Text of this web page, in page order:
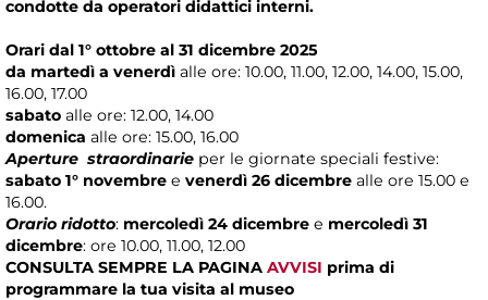
condotte da operatori didattici interni.
Orari dal 1° ottobre al 31 dicembre 2025
da martedì a venerdì alle ore: 10.00, 11.00, 12.00, 14.00, 15.00,
16.00, 17.00
sabato alle ore: 12.00, 14.00
domenica alle ore: 15.00, 16.00
Aperture straordinarie per le giornate speciali festive:
sabato 1° novembre e venerdì 26 dicembre alle ore 15.00 e
16.00.
Orario ridotto: mercoledì 24 dicembre e mercoledì 31
dicembre: ore 10.00, 11.00, 12.00
CONSULTA SEMPRE LA PAGINA AVVISI prima di
programmare la tua visita al museo